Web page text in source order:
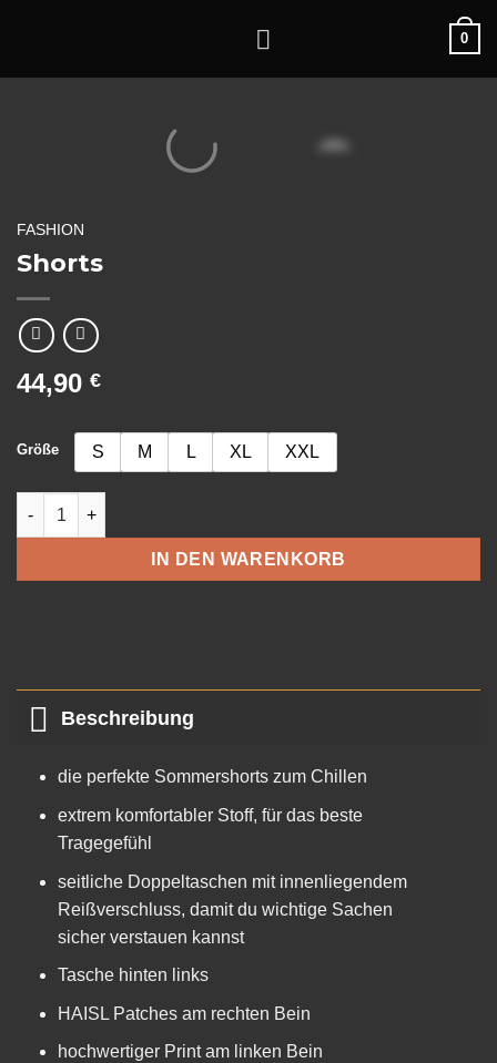
0
FASHION
Shorts
44,90 €
Größe S M L XL XXL
Shorts Menge
IN DEN WARENKORB
Beschreibung
die perfekte Sommershorts zum Chillen
extrem komfortabler Stoff, für das beste
Tragegefühl
seitliche Doppeltaschen mit innenliegendem
Reißverschluss, damit du wichtige Sachen
sicher verstauen kannst
Tasche hinten links
HAISL Patches am rechten Bein
hochwertiger Print am linken Bein